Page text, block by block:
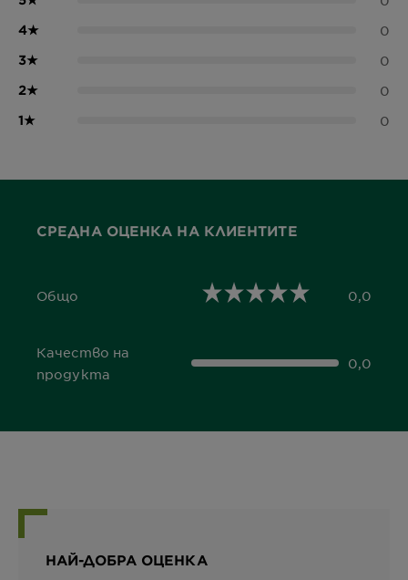
4★ 0
3★ 0
2★ 0
1★ 0
СРЕДНА ОЦЕНКА НА КЛИЕНТИТЕ
Общо
0,0 out of 5 stars 0,0
Качество на
продукта
0,0 out of 5 stars 0,0
НАЙ-ДОБРА ОЦЕНКА